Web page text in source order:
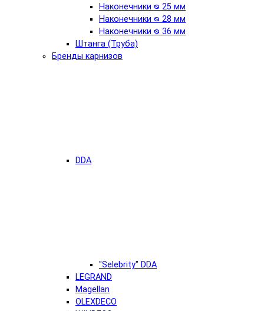
Наконечники ᴓ 25 мм
Наконечники ᴓ 28 мм
Наконечники ᴓ 36 мм
Штанга (Труба)
Бренды карнизов
DDA
"Selebrity" DDA
LEGRAND
Magellan
OLEXDECO